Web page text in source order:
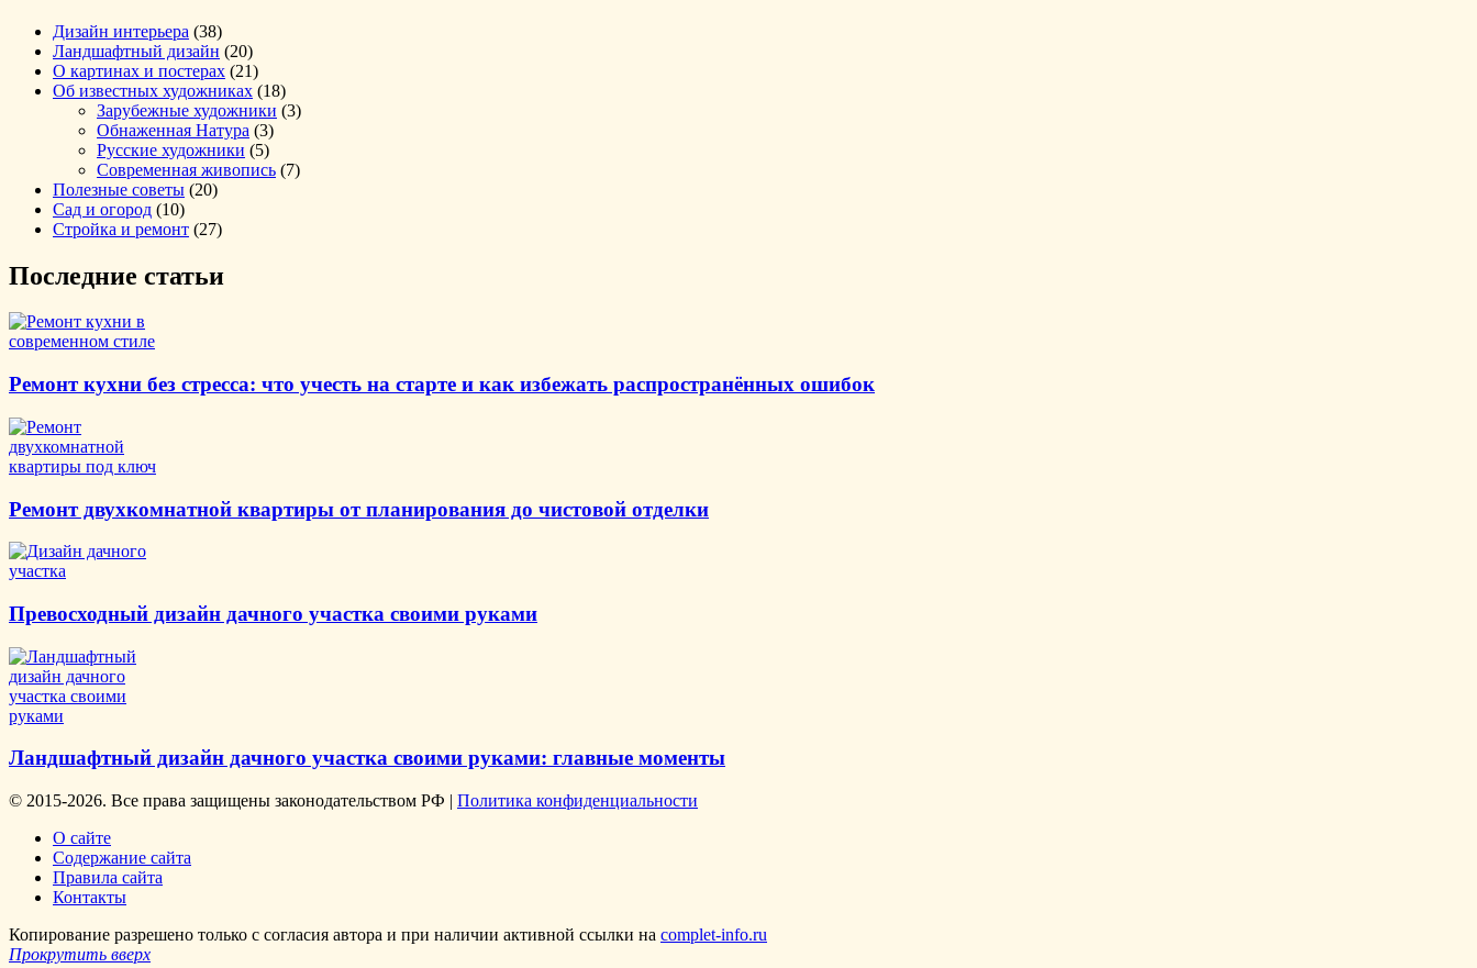
Дизайн интерьера (38)
Ландшафтный дизайн (20)
О картинах и постерах (21)
Об известных художниках (18)
Зарубежные художники (3)
Обнаженная Натура (3)
Русские художники (5)
Современная живопись (7)
Полезные советы (20)
Сад и огород (10)
Стройка и ремонт (27)
Последние статьи
Ремонт кухни без стресса: что учесть на старте и как избежать распространённых ошибок
Ремонт двухкомнатной квартиры от планирования до чистовой отделки
Превосходный дизайн дачного участка своими руками
Ландшафтный дизайн дачного участка своими руками: главные моменты
© 2015-2026. Все права защищены законодательством РФ | Политика конфиденциальности
О сайте
Содержание сайта
Правила сайта
Контакты
Копирование разрешено только с согласия автора и при наличии активной ссылки на complet-info.ru
Прокрутить вверх